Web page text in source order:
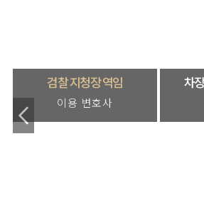
차장검사·지청장 역임
김창 변호사